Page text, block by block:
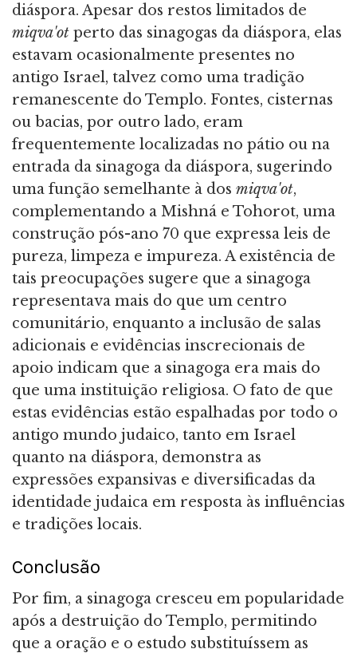
diáspora. Apesar dos restos limitados de
miqva'ot perto das sinagogas da diáspora, elas
estavam ocasionalmente presentes no
antigo Israel, talvez como uma tradição
remanescente do Templo. Fontes, cisternas
ou bacias, por outro lado, eram
frequentemente localizadas no pátio ou na
entrada da sinagoga da diáspora, sugerindo
uma função semelhante à dos miqva'ot,
complementando a Mishná e Tohorot, uma
construção pós-ano 70 que expressa leis de
pureza, limpeza e impureza. A existência de
tais preocupações sugere que a sinagoga
representava mais do que um centro
comunitário, enquanto a inclusão de salas
adicionais e evidências inscrecionais de
apoio indicam que a sinagoga era mais do
que uma instituição religiosa. O fato de que
estas evidências estão espalhadas por todo o
antigo mundo judaico, tanto em Israel
quanto na diáspora, demonstra as
expressões expansivas e diversificadas da
identidade judaica em resposta às influências
e tradições locais.
Conclusão
Por fim, a sinagoga cresceu em popularidade
após a destruição do Templo, permitindo
que a oração e o estudo substituíssem as